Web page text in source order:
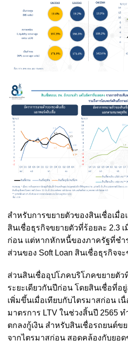
สำหรับการขยายตัวของสินเชื่อเมื่
สินเชื่อธุรกิจขยายตัวที่ร้อยละ 2.3 เ
ก่อน แต่หากหักหนี้ของภาครัฐที่ชำ
ส่วนของ Soft Loan สินเชื่อธุรกิจจ
ส่วนสินเชื่ออุปโภคบริโภคขยายตัว
ระยะเดียวกันปีก่อน โดยสินเชื่อที่อ
เพิ่มขึ้นเมื่อเทียบกับไตรมาสก่อน เ
มาตรการ LTV ในช่วงสิ้นปี 2565 ท
ตกลงกู้เงิน สำหรับสินเชื่อรถยนต์ข
จากไตรมาสก่อน สอดคล้องกับยอ